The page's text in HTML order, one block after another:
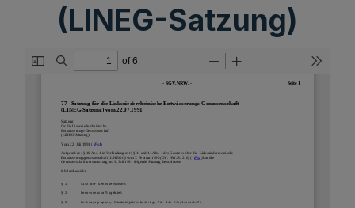
(LINEG-Satzung)